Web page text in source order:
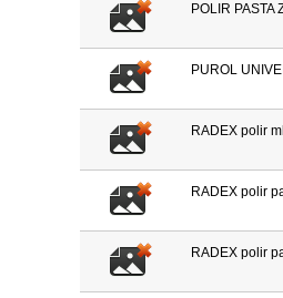
POLIR PASTA
PUROL
RADEX polir
RADEX polir
RADEX polir